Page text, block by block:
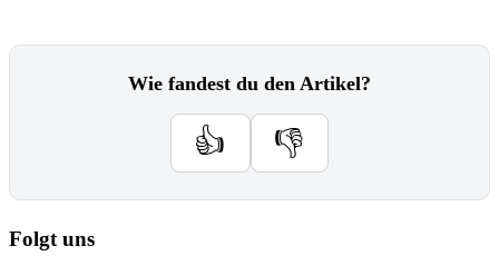
Wie fandest du den Artikel?
👍 👎
Folgt uns